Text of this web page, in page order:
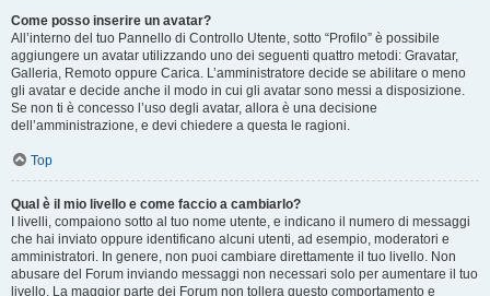
Come posso inserire un avatar?
All’interno del tuo Pannello di Controllo Utente, sotto “Profilo” è possibile
aggiungere un avatar utilizzando uno dei seguenti quattro metodi: Gravatar,
Galleria, Remoto oppure Carica. L’amministratore decide se abilitare o meno
gli avatar e decide anche il modo in cui gli avatar sono messi a disposizione.
Se non ti è concesso l’uso degli avatar, allora è una decisione
dell’amministrazione, e devi chiedere a questa le ragioni.
Top
Qual è il mio livello e come faccio a cambiarlo?
I livelli, compaiono sotto al tuo nome utente, e indicano il numero di messaggi
che hai inviato oppure identificano alcuni utenti, ad esempio, moderatori e
amministratori. In genere, non puoi cambiare direttamente il tuo livello. Non
abusare del Forum inviando messaggi non necessari solo per aumentare il tuo
livello. La maggior parte dei Forum non tollera questo comportamento e